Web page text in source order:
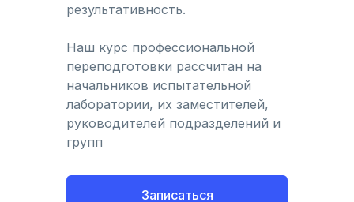
Записаться
результативность.
Наш курс профессиональной
переподготовки рассчитан на
начальников испытательной
лаборатории, их заместителей,
руководителей подразделений и
групп